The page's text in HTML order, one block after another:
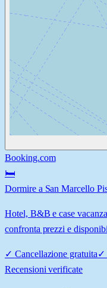
Booking.com
🛏️
Dormire a San Marcello
Hotel, B&B e case
confronta prezzi e
✓ Cancellazione gratuita✓
Recensioni verificate